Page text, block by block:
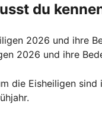
du
2026 und ihre
die Eisheiligen